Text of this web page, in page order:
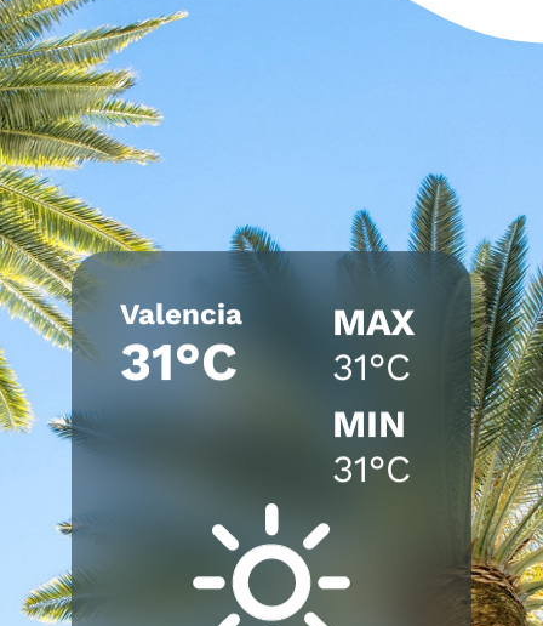
Valencia
31°C
MAX
31°C
MIN
31°C